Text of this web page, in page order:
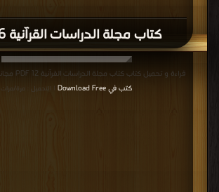
كتاب مجلة الدراسات القرآنية 6 PDF
قراءة و تحميل كتاب كتاب مجلة الدراسات القرآنية 12 PDF مجانا | مكتبة >
كتب في Download Free
| التحميل : مرة/مرات